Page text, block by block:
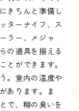
きちんと準備し
ターナイフ、ス
ラー、メジャ
の道具を揃える
とができます。
。室内の温度や
あります。ま
で、糊の臭いを